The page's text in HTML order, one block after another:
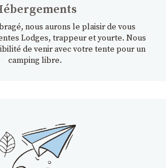
nous aurons le plaisir de vous
Lodges, trappeur et yourte. Nous
de venir avec votre tente pour un
camping libre.